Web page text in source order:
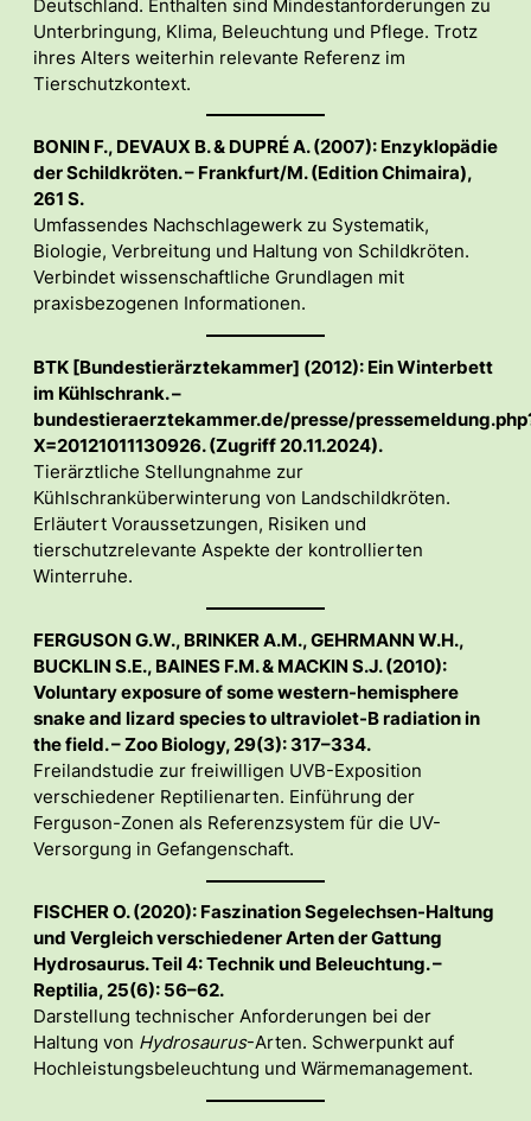
Deutschland. Enthalten sind Mindestanforderungen zu
Unterbringung, Klima, Beleuchtung und Pflege. Trotz
ihres Alters weiterhin relevante Referenz im
Tierschutzkontext.
BONIN F., DEVAUX B. & DUPRÉ A. (2007): Enzyklopädie
der Schildkröten. – Frankfurt/M. (Edition Chimaira),
261 S.
Umfassendes Nachschlagewerk zu Systematik,
Biologie, Verbreitung und Haltung von Schildkröten.
Verbindet wissenschaftliche Grundlagen mit
praxisbezogenen Informationen.
BTK [Bundestierärztekammer] (2012): Ein Winterbett
im Kühlschrank. –
bundestieraerztekammer.de/presse/
X=20121011130926. (Zugriff 20.11.2024).
Tierärztliche Stellungnahme zur
Kühlschranküberwinterung von Landschildkröten.
Erläutert Voraussetzungen, Risiken und
tierschutzrelevante Aspekte der kontrollierten
Winterruhe.
FERGUSON G.W., BRINKER A.M., GEHRMANN W.H.,
BUCKLIN S.E., BAINES F.M. & MACKIN S.J. (2010):
Voluntary exposure of some western-hemisphere
snake and lizard species to ultraviolet-B radiation in
the field. – Zoo Biology, 29(3): 317–334.
Freilandstudie zur freiwilligen UVB-Exposition
verschiedener Reptilienarten. Einführung der
Ferguson-Zonen als Referenzsystem für die UV-
Versorgung in Gefangenschaft.
FISCHER O. (2020): Faszination Segelechsen-Haltung
und Vergleich verschiedener Arten der Gattung
Hydrosaurus. Teil 4: Technik und Beleuchtung. –
Reptilia, 25(6): 56–62.
Darstellung technischer Anforderungen bei der
Haltung von Hydrosaurus-Arten. Schwerpunkt auf
Hochleistungsbeleuchtung und Wärmemanagement.